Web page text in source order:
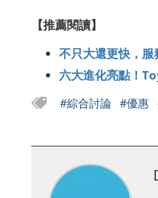
【推薦閱讀】
不只大還更快，
六大進化亮點！
#綜合討論 #優惠